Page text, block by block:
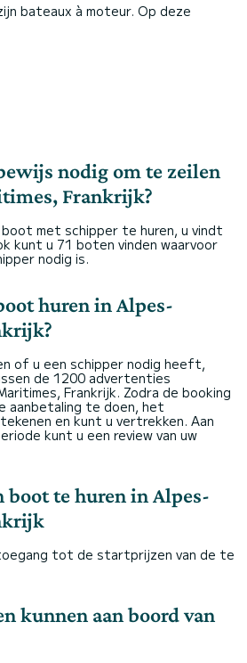
bateaux à moteur. Op deze
nodig om te zeilen
Frankrijk?
met schipper te huren, u vindt
kunt u 71 boten vinden waarvoor
nodig is.
huren in Alpes-
of u een schipper nodig heeft,
de 1200 advertenties
Frankrijk. Zodra de booking
aanbetaling te doen, het
en kunt u vertrekken. Aan
kunt u een review van uw
boot te huren in Alpes-
tot de startprijzen van de te
kunnen aan boord van